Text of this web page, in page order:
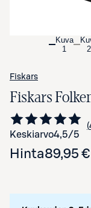
Kuva
1
2
Fiskars
Fiskars
Keskiarvo4,5/5
Hinta89,95 €